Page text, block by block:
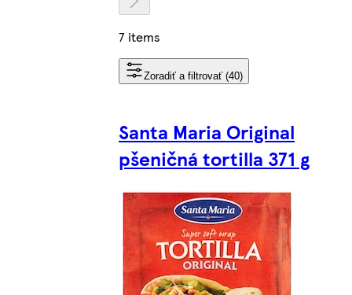
7 items
Zoradiť a filtrovať (40)
Santa Maria Original
pšeničná tortilla 371 g